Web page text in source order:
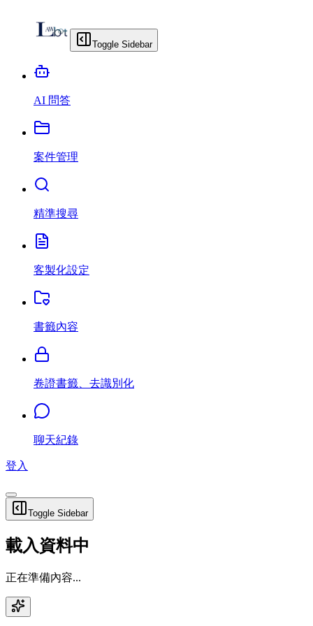
Toggle Sidebar
AI 問答
案件管理
精準搜尋
客製化設定
書籤內容
卷證書籤、去識別化
聊天紀錄
登入
Toggle Sidebar
載入資料中
正在準備內容...